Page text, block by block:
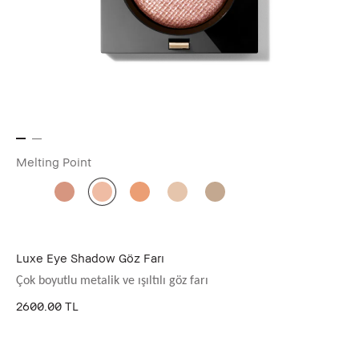
Melting Point
Luxe Eye Shadow Göz Farı
Çok boyutlu metalik ve ışıltılı göz farı
2600.00 TL